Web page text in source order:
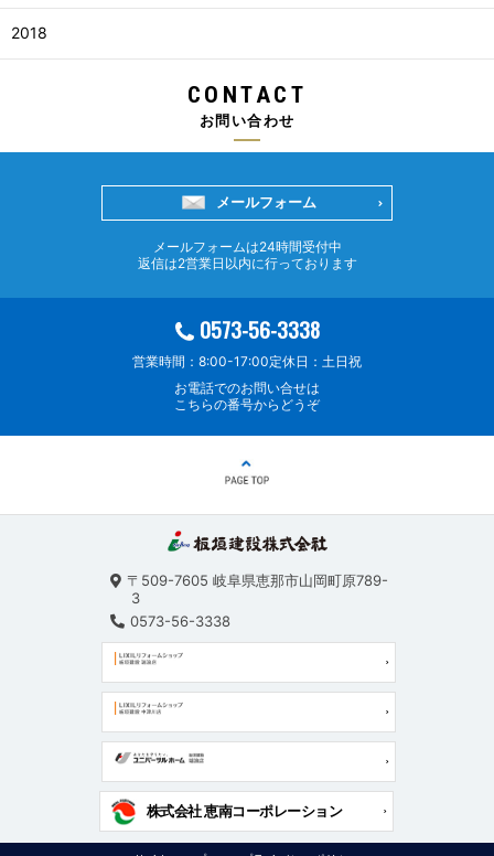
2018
CONTACT
お問い合わせ
メールフォーム
メールフォームは24時間受付中
返信は2営業日以内に行っております
0573-56-3338
営業時間：8:00-17:00定休日：土日祝
お電話でのお問い合せは
こちらの番号からどうぞ
〒509-7605 岐阜県恵那市山岡町原789-
3
0573-56-3338
株式会社 恵南コーポレーション